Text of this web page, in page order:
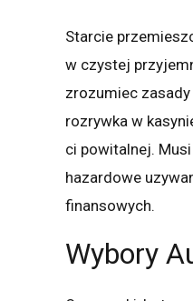
Starcie
w czystej
zrozumiec
rozrywka w
ci powitalnej.
hazardowe
finansowych.
Wybory